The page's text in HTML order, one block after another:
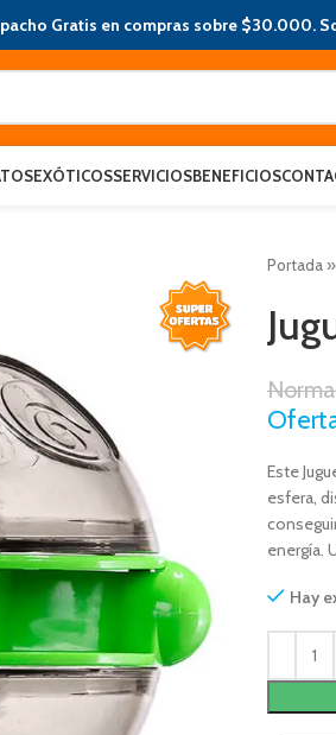
Gratis en compras sobre $30.000.
EXÓTICOSSERVICIOSBENEFICIOS
Portada »
Este
esfera,
energía.
Hay